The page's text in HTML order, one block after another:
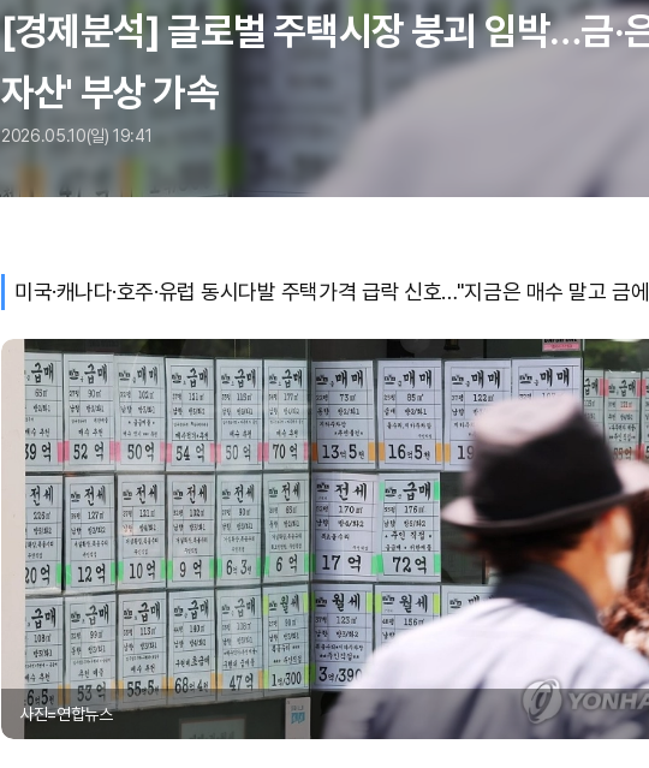
[경제분석] 글로벌 주택시장 붕괴 임박…금·
자산' 부상 가속
2026.05.10(일) 19:41
미국·캐나다·호주·유럽 동시다발 주택가격 급락 신호…"지금은 매수 말고 금
사진=연합뉴스